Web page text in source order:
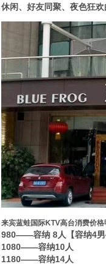
休闲、好友同聚、夜色狂
来宾蓝蛙国际KTV高台消费价
980——容纳 8人【容纳4男
1080——容纳10人
1180——容纳14人